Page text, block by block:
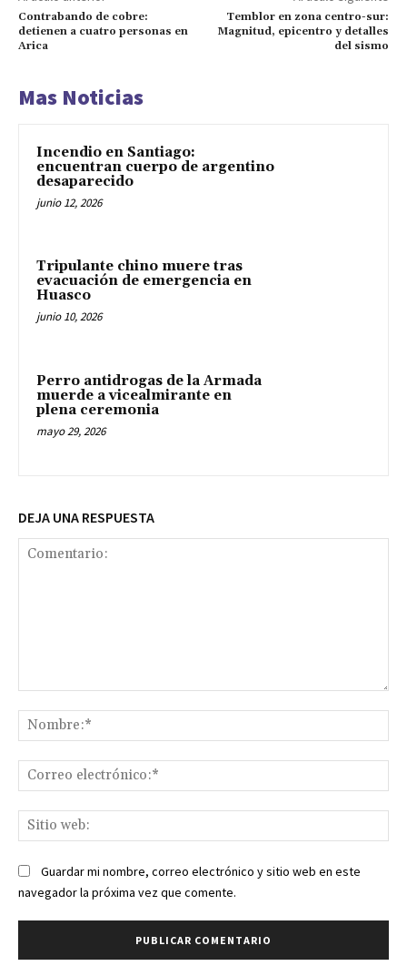
Contrabando de cobre:
detienen a cuatro personas en
Arica
Temblor en zona centro-sur:
Magnitud, epicentro y detalles
del sismo
Mas Noticias
Incendio en Santiago:
encuentran cuerpo de argentino
desaparecido
junio 12, 2026
Tripulante chino muere tras
evacuación de emergencia en
Huasco
junio 10, 2026
Perro antidrogas de la Armada
muerde a vicealmirante en
plena ceremonia
mayo 29, 2026
DEJA UNA RESPUESTA
Guardar mi nombre, correo electrónico y sitio web en este
navegador la próxima vez que comente.